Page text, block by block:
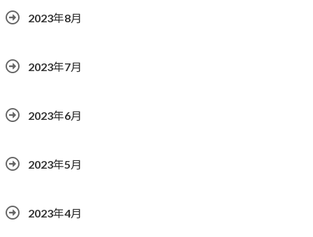
2023年8月
2023年7月
2023年6月
2023年5月
2023年4月